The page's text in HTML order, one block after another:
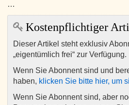
…
Kostenpflichtiger
Dieser Artikel steht exklusiv
„eigentümlich frei“ zur Verfügung.
Wenn Sie Abonnent sind und
haben, klicken Sie bitte hier, um
Wenn Sie Abonnent sind, aber